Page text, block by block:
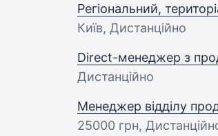
Регіональний,
Київ, Дистанційно
Direct-менеджер з
Дистанційно
Менеджер відділу
25000 грн,